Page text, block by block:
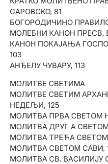
МОЛИТВА ЗА ПРЕМИНУЛЕ
189
МОЛИТВА ПРЕ УЧЕЊА, 190
МОЛИТВА ПРОТИВ
МОЛИТВА ЗА
192
МОЛИТВА ЖЕНЕ У ВРЕМЕ
МОЛИТВА ЗА КРШТЕЊЕ,
МОЛИТВЕ ЗА СВЕТУ ТАЈНУ
МОЛИТВА ЗА СРЕЋНУ
МОЛИТВА ЗА СРЕЋНУ
МОЛИТВА ЗА ДОМ
204
МОЛИТВА ЧАСНОМ
САРОВСКО, 81
БОГОРОДИЧИНО
МОЛЕБНИ КАНОН ПРЕСВ.
КАНОН ПОКАЈАЊА
103
АНЂЕЛУ ЧУВАРУ, 113
МОЛИТВЕ СВЕТИМА
МОЛИТВЕ СВЕТИМ
НЕДЕЉИ, 125
МОЛИТВА ПРВА СВЕТОМ
МОЛИТВА ДРУГ А СВЕТОМ
МОЛИТВА ТРЕЋА СВЕТОМ
МОЛИТВА СВЕТОМ САВИ,
МОЛИТВА СВ. ВАСИЛИЈУ